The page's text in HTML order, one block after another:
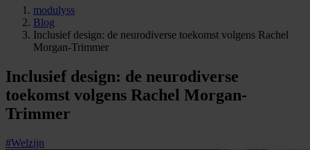
modulyss
Blog
Inclusief design: de neurodiverse toekomst volgens Rachel
Morgan-Trimmer
Inclusief design: de neurodiverse
toekomst volgens Rachel Morgan-
Trimmer
#Welzijn